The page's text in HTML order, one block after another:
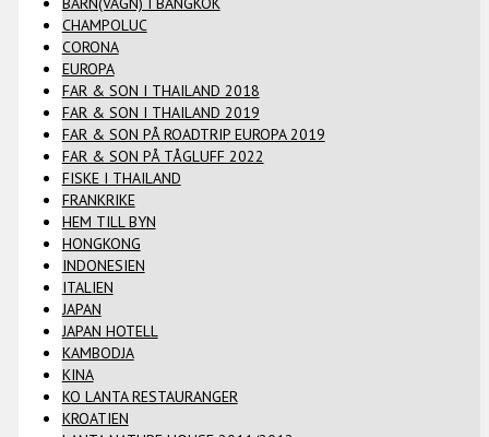
CHAMPOLUC
CORONA
EUROPA
FAR & SON I THAILAND 2018
FAR & SON I THAILAND 2019
FAR & SON PÅ ROADTRIP EUROPA 2019
FAR & SON PÅ TÅGLUFF 2022
FISKE I THAILAND
FRANKRIKE
HEM TILL BYN
HONGKONG
INDONESIEN
ITALIEN
JAPAN
JAPAN HOTELL
KAMBODJA
KINA
KO LANTA RESTAURANGER
KROATIEN